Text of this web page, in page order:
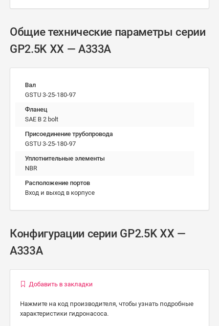
Общие технические параметры серии
GP2.5K XX — A333A
Вал
GSTU 3-25-180-97
Фланец
SAE B 2 bolt
Присоединение трубопровода
GSTU 3-25-180-97
Уплотнительные элементы
NBR
Расположение портов
Вход и выход в корпусе
Конфигурации серии GP2.5K XX —
A333A
Добавить в закладки
Нажмите на код производителя, чтобы узнать подробные
характеристики гидронасоса.